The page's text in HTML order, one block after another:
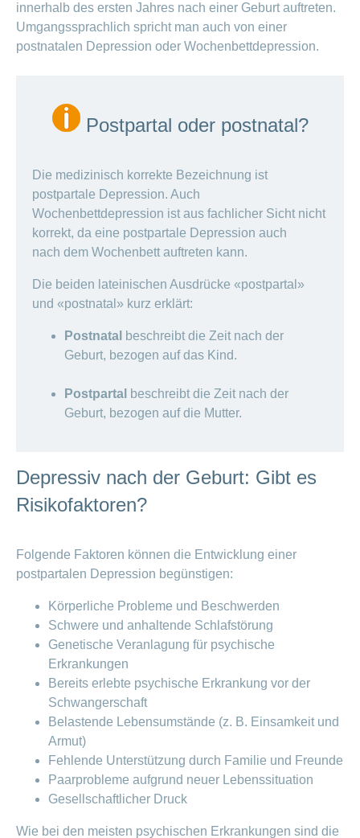
innerhalb des ersten Jahres nach einer Geburt auftreten.
Umgangssprachlich spricht man auch von einer
postnatalen Depression oder Wochenbettdepression.
Postpartal oder postnatal?
Die medizinisch korrekte Bezeichnung ist
postpartale Depression. Auch
Wochenbettdepression ist aus fachlicher Sicht nicht
korrekt, da eine postpartale Depression auch
nach dem Wochenbett auftreten kann.
Die beiden lateinischen Ausdrücke «postpartal»
und «postnatal» kurz erklärt:
Postnatal beschreibt die Zeit nach der
Geburt, bezogen auf das Kind.
Postpartal beschreibt die Zeit nach der
Geburt, bezogen auf die Mutter.
Depressiv nach der Geburt: Gibt es
Risikofaktoren?
Folgende Faktoren können die Entwicklung einer
postpartalen Depression begünstigen:
Körperliche Probleme und Beschwerden
Schwere und anhaltende Schlafstörung
Genetische Veranlagung für psychische
Erkrankungen
Bereits erlebte psychische Erkrankung vor der
Schwangerschaft
Belastende Lebensumstände (z. B. Einsamkeit und
Armut)
Fehlende Unterstützung durch Familie und Freunde
Paarprobleme aufgrund neuer Lebenssituation
Gesellschaftlicher Druck
Wie bei den meisten psychischen Erkrankungen sind die